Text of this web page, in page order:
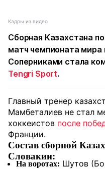
Кадры из видео
Сборная Казахстана
матч чемпионата
Соперниками стала
Tengri Sport.
Главный тренер
Мамбеталиев не стал
хоккеистов после
Франции.
Состав сборной
Словакии:
На воротах: Шутов